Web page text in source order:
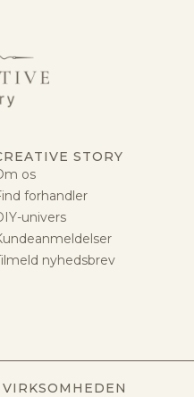
STORY
os
forhandler
univers
nyhedsbrev
VIRKSOMHEDEN